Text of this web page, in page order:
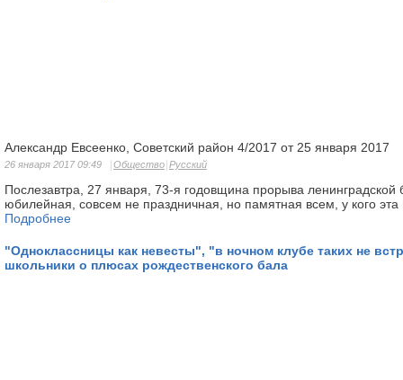
Александр Евсеенко, Советский район 4/2017 от 25 января 2017
26 января 2017 09:49 Общество Русский
Послезавтра, 27 января, 73-я годовщина про­рыва ленинградской
юбилей­ная, совсем не праздничная, но памятная всем, у кого эта
Подробнее
"Одноклассницы как невесты", "в ночном клубе таких не
школьники о плюсах рождественского бала